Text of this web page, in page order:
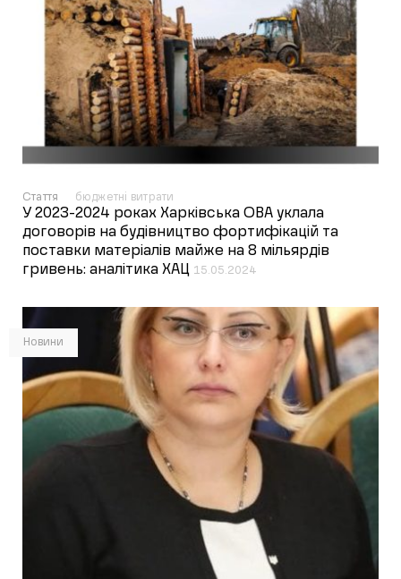
Стаття бюджетні витрати
У 2023-2024 роках Харківська ОВА уклала
договорів на будівництво фортифікацій та
поставки матеріалів майже на 8 мільярдів
гривень: аналітика ХАЦ 15.05.2024
Новини